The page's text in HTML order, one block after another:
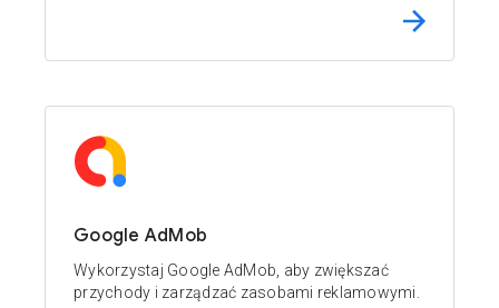
Google AdMob
Wykorzystaj Google AdMob, aby zwiększać
przychody i zarządzać zasobami reklamowymi.